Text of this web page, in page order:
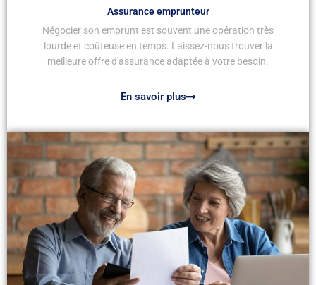
Assurance emprunteur
Négocier son emprunt est souvent une opération très
lourde et coûteuse en temps. Laissez-nous trouver la
meilleure offre d'assurance adaptée à votre besoin.
En savoir plus